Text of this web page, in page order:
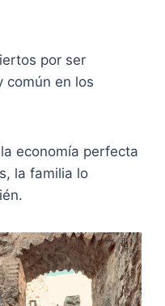
por ser
común en los
economía perfecta
la familia lo